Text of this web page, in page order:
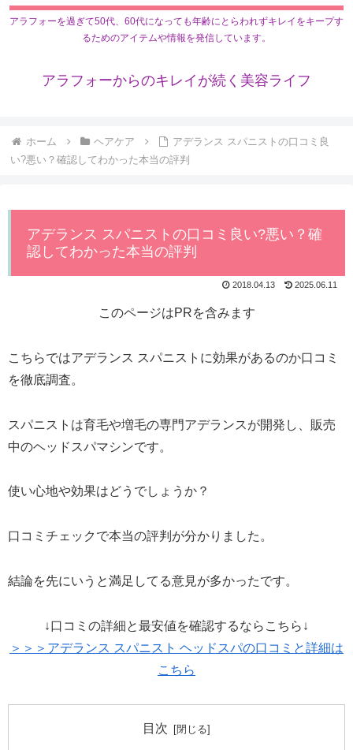
アラフォーを過ぎて50代、60代になっても年齢にとらわれずキレイをキープす
るためのアイテムや情報を発信しています。
アラフォーからのキレイが続く美容ライフ
ホーム ヘアケア
アデランス スパニストの口コミ良
い?悪い？確認してわかった本当の評判
アデランス スパニストの口コミ良い?悪い？確
認してわかった本当の評判
2018.04.13 2025.06.11
このページはPRを含みます
こちらではアデランス スパニストに効果があるのか口コミ
を徹底調査。
スパニストは育毛や増毛の専門アデランスが開発し、販売
中のヘッドスパマシンです。
使い心地や効果はどうでしょうか？
口コミチェックで本当の評判が分かりました。
結論を先にいうと満足してる意見が多かったです。
↓口コミの詳細と最安値を確認するならこちら↓
＞＞＞アデランス スパニスト ヘッドスパの口コミと詳細は
こちら
目次